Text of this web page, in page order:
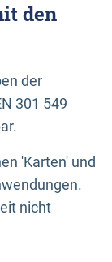
den
der
301 549
'Karten' und
nicht